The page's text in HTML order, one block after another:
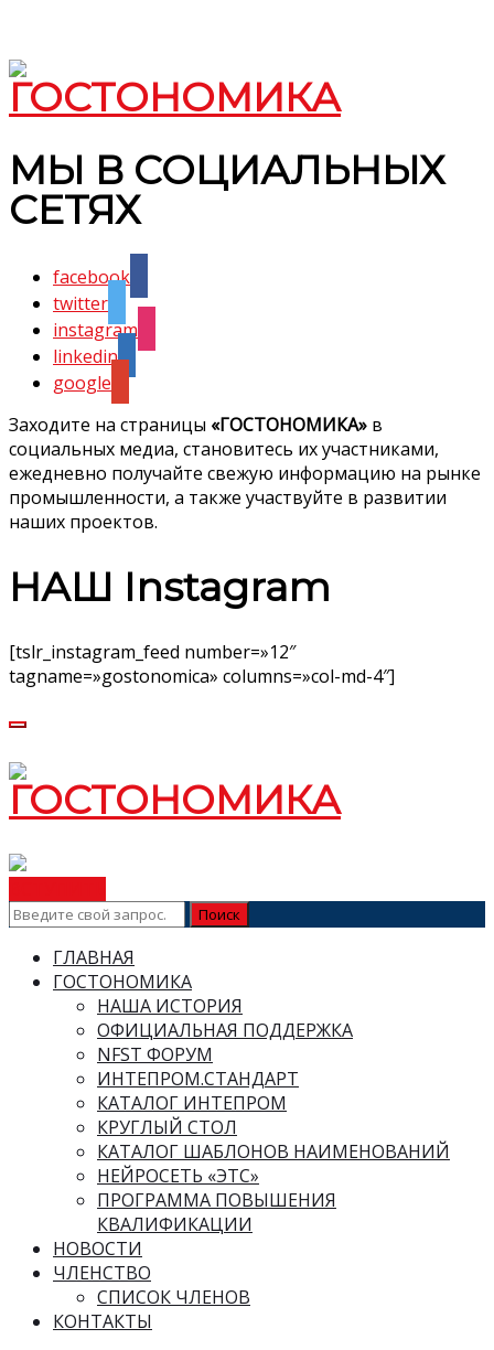
МЫ В СОЦИАЛЬНЫХ
СЕТЯХ
facebook
twitter
instagram
linkedin
google
Заходите на страницы «ГОСТОНОМИКА» в
социальных медиа, становитесь их участниками,
ежедневно получайте свежую информацию на рынке
промышленности, а также участвуйте в развитии
наших проектов.
НАШ Instagram
[tslr_instagram_feed number=»12″
tagname=»gostonomica» columns=»col-md-4″]
ГЛАВНАЯ
ГОСТОНОМИКА
НАША ИСТОРИЯ
ОФИЦИАЛЬНАЯ ПОДДЕРЖКА
NFST ФОРУМ
ИНТЕПРОМ.СТАНДАРТ
КАТАЛОГ ИНТЕПРОМ
КРУГЛЫЙ СТОЛ
КАТАЛОГ ШАБЛОНОВ НАИМЕНОВАНИЙ
НЕЙРОСЕТЬ «ЭТС»
ПРОГРАММА ПОВЫШЕНИЯ
КВАЛИФИКАЦИИ
НОВОСТИ
ЧЛЕНСТВО
СПИСОК ЧЛЕНОВ
КОНТАКТЫ